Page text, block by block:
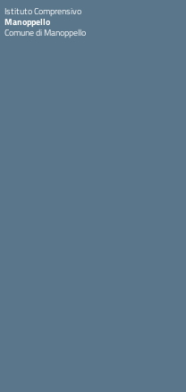
Istituto Comprensivo
Manoppello
Comune di Manoppello
— Visita la pagina iniziale della scuola